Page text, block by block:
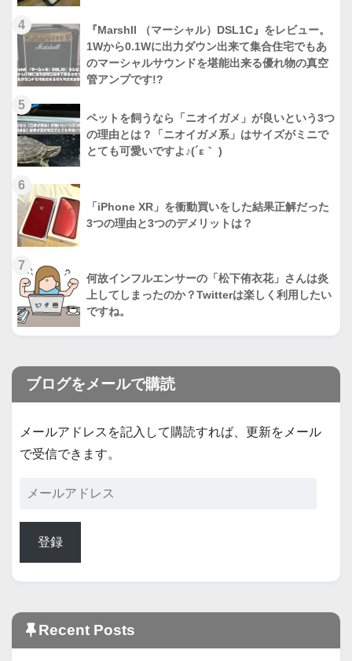
4
『Marshll （マーシャル）DSL1C』をレビュー。
1Wから0.1Wに出力ダウン出来て集合住宅でもあ
のマーシャルサウンドを堪能出来る優れ物の真空
管アンプです!?
5
ペットを飼うなら「ニオイガメ」が良いという3つ
の理由とは？「ニオイガメ系」はサイズがミニで
とても可愛いですよ♪(´ε｀ )
6
「iPhone XR」を衝動買いをした結果正解だった
3つの理由と3つのデメリットは？
7
何故インフルエンサーの「松下侑衣花」さんは炎
上してしまったのか？Twitterは楽しく利用したい
ですね。
ブログをメールで購読
メールアドレスを記入して購読すれば、更新をメール
で受信できます。
登録
Recent Posts